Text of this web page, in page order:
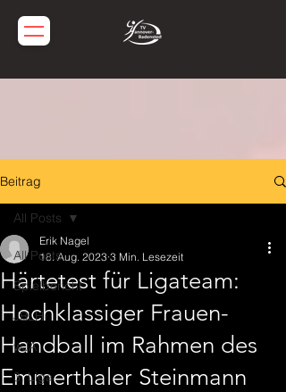
Beitrag
All Posts
Spielbericht
JBLH
wJA
3. Liga
All Posts
Härtetest für Ligateam:
Hochklassiger Frauen-
Handball im Rahmen des
Emmerthaler Steinmann
Erik Nagel
18. Aug. 2023 3 Min. Lesezeit